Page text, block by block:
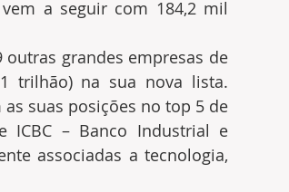
a seguir com 184,2 mil
grandes empresas de
trilhão) na sua nova lista.
suas posições no top 5 de
ICBC – Banco Industrial e
associadas a tecnologia,